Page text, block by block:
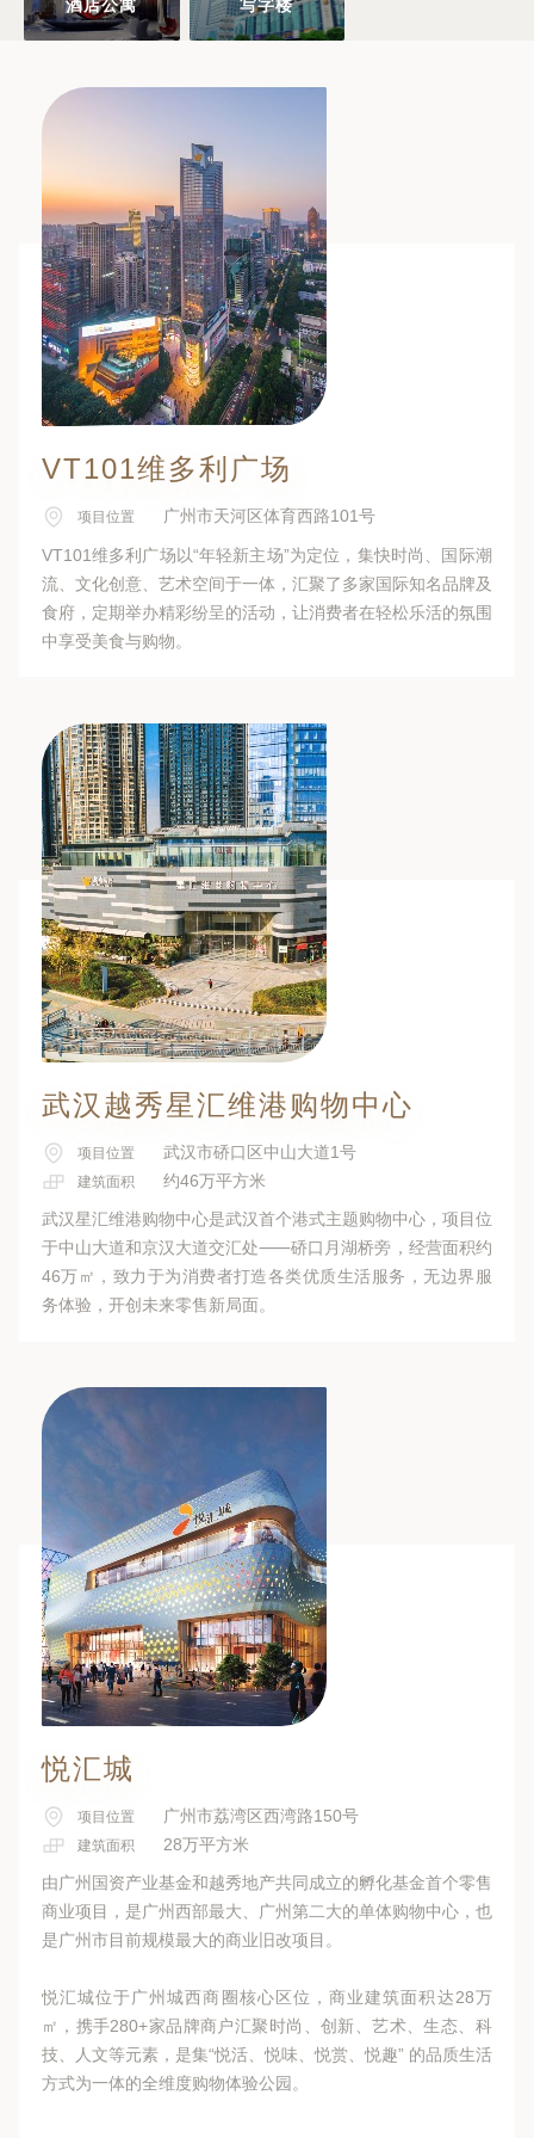
酒店公寓 写字楼
VT101维多利广场
项目位置 广州市天河区体育西路101号
VT101维多利广场以“年轻新主场”为定位，集快时尚、国际潮
流、文化创意、艺术空间于一体，汇聚了多家国际知名品牌及
食府，定期举办精彩纷呈的活动，让消费者在轻松乐活的氛围
中享受美食与购物。
武汉越秀星汇维港购物中心
项目位置 武汉市硚口区中山大道1号
建筑面积
约46万平方米
武汉星汇维港购物中心是武汉首个港式主题购物中心，项目位
于中山大道和京汉大道交汇处⸺硚口月湖桥旁，经营面积约
46万㎡，致力于为消费者打造各类优质生活服务，无边界服
务体验，开创未来零售新局面。
悦汇城
项目位置 广州市荔湾区西湾路150号
建筑面积
28万平方米
由广州国资产业基金和越秀地产共同成立的孵化基金首个零售
商业项目，是广州西部最大、广州第二大的单体购物中心，也
是广州市目前规模最大的商业旧改项目。
悦汇城位于广州城西商圈核心区位，商业建筑面积达28万
㎡，携手280+家品牌商户汇聚时尚、创新、艺术、生态、科
技、人文等元素，是集“悦活、悦味、悦赏、悦趣” 的品质生活
方式为一体的全维度购物体验公园。